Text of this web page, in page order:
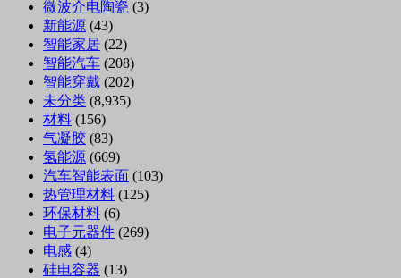
微波介电陶瓷 (3)
新能源 (43)
智能家居 (22)
智能汽车 (208)
智能穿戴 (202)
未分类 (8,935)
材料 (156)
气凝胶 (83)
氢能源 (669)
汽车智能表面 (103)
热管理材料 (125)
环保材料 (6)
电子元器件 (269)
电感 (4)
硅电容器 (13)